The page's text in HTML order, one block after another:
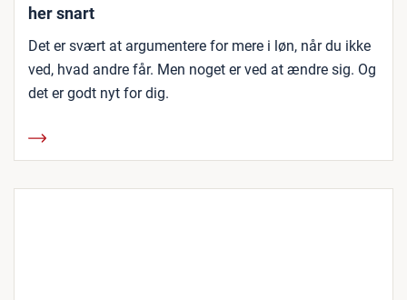
her snart
Det er svært at argumentere for mere i løn, når du ikke
ved, hvad andre får. Men noget er ved at ændre sig. Og
det er godt nyt for dig.